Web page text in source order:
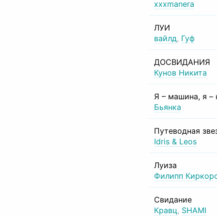
xxxmanera
ЛУИ
вайлд, Гуф
ДОСВИДАНИЯ
Кунов Никита
Я – машина, я –
Бьянка
Путеводная
Idris & Leos
Луиза
Филипп
Свидание
Кравц, SHAMI